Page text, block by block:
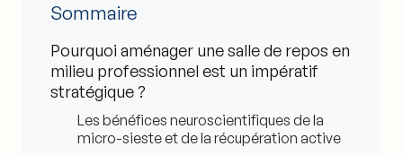
Sommaire
Pourquoi aménager une salle de repos en
milieu professionnel est un impératif
stratégique ?
Les bénéfices neuroscientifiques de la
micro-sieste et de la récupération active